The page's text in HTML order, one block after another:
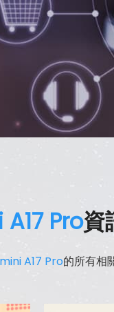
Pro資
A17 Pro的所有相